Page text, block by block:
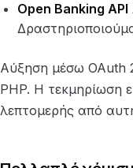
Open Banking API
Αύξηση μέσω OAuth
PHP. Η τεκμηρίωση
λεπτομερής από